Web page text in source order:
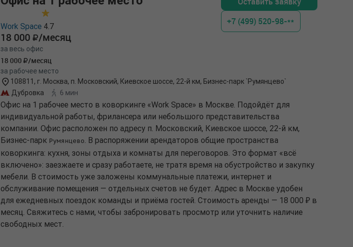
Work Space 4.7
18 000 /месяц
за весь офис
18 000 /месяц
за рабочее место
108811, г. Москва, п. Московский, Киевское шоссе, 22-й км, Бизнес-парк `Румянцево`
Дубровка
6 мин
Офис на 1 рабочее место в коворкинге «Work Space» в Москве. Подойдёт для
индивидуальной работы, фрилансера или небольшого представительства
компании. Офис расположен по адресу п. Московский, Киевское шоссе, 22-й км,
Бизнес-парк Румянцево. В распоряжении арендаторов общие пространства
коворкинга: кухня, зоны отдыха и комнаты для переговоров. Это формат «всё
включено»: заезжаете и сразу работаете, не тратя время на обустройство и закупку
мебели. В стоимость уже заложены коммунальные платежи, интернет и
обслуживание помещения — отдельных счетов не будет. Адрес в Москве удобен
для ежедневных поездок команды и приёма гостей. Стоимость аренды — 18 000 ₽ в
месяц. Свяжитесь с нами, чтобы забронировать просмотр или уточнить наличие
свободных мест.
+7 (499) 520-98-**